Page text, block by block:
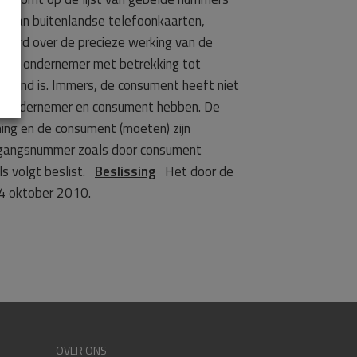
van buitenlandse telefoonkaarten,
over de precieze werking van de
de ondernemer met betrekking tot
is. Immers, de consument heeft niet
en consument hebben. De
en de consument (moeten) zijn
zoals door consument
volgt beslist. Beslissing Het door de
oktober 2010.
OVER ONS